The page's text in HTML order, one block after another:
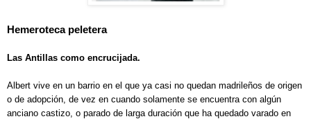
Hemeroteca peletera
Las Antillas como encrucijada.
Albert vive en un barrio en el que ya casi no quedan madrileños de origen
o de adopción, de vez en cuando solamente se encuentra con algún
anciano castizo, o parado de larga duración que ha quedado varado en